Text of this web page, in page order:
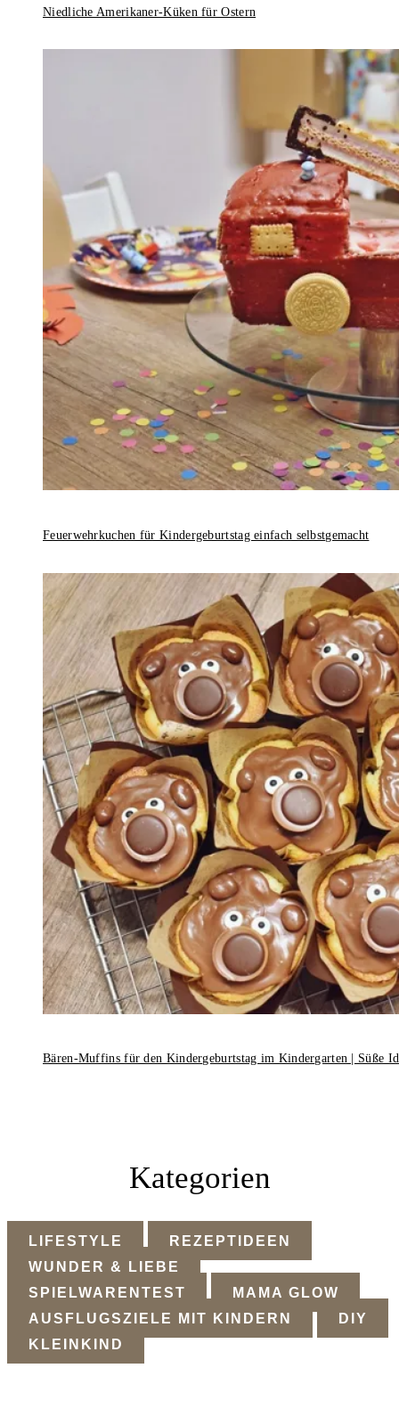
Niedliche Amerikaner-Küken für Ostern
Feuerwehrkuchen für Kindergeburtstag einfach selbstgemacht
Bären-Muffins für den Kindergeburtstag im Kindergarten | Süße
Kategorien
LIFESTYLE
REZEPTIDEEN
WUNDER & LIEBE
SPIELWARENTEST
MAMA GLOW
AUSFLUGSZIELE MIT KINDERN
DIY
KLEINKIND